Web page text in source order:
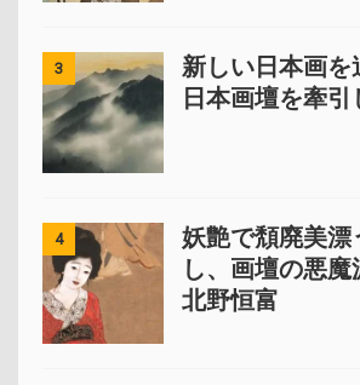
3
新しい日本画を
日本画壇を牽
4
妖艶で頽廃美漂
し、画壇の悪
北野恒富